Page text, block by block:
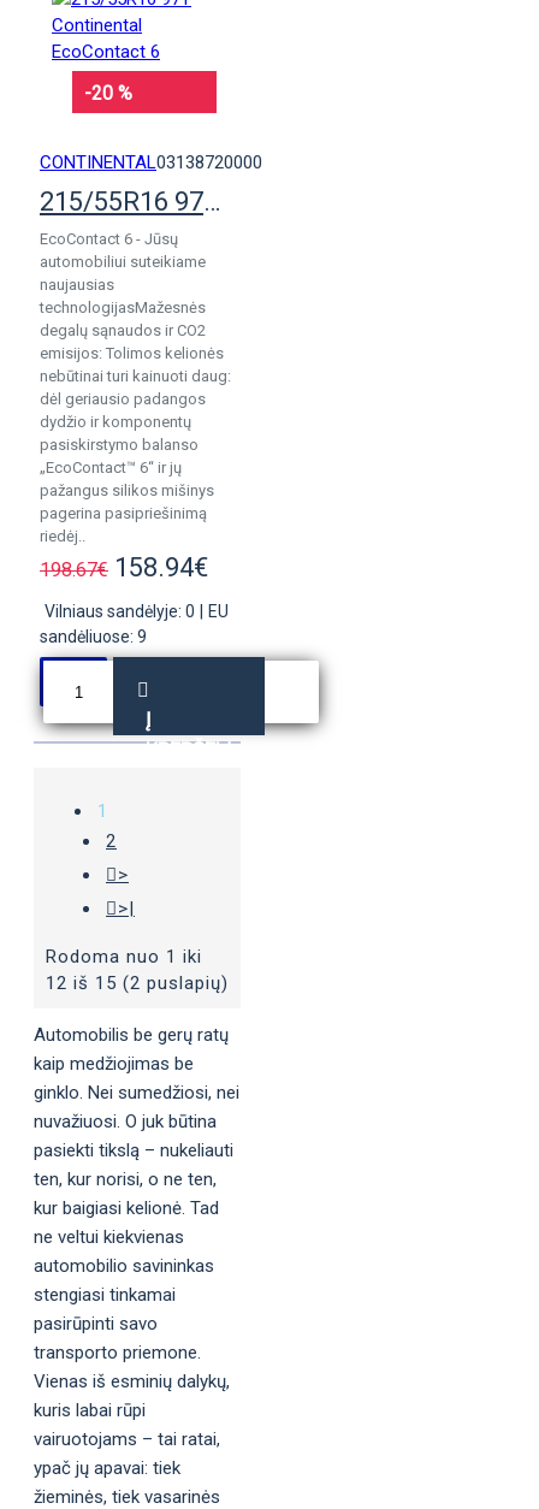
-20 %
CONTINENTAL03138720000
215/55R16 97Y Continental EcoContact 6
EcoContact 6 - Jūsų
automobiliui suteikiame
naujausias
technologijasMažesnės
degalų sąnaudos ir CO2
emisijos: Tolimos kelionės
nebūtinai turi kainuoti daug:
dėl geriausio padangos
dydžio ir komponentų
pasiskirstymo balanso
„EcoContact™ 6“ ir jų
pažangus silikos mišinys
pagerina pasipriešinimą
riedėj..
198.67€ 158.94€
Vilniaus sandėlyje: 0
EU
sandėliuose: 9
Į
KREPŠELĮ
1
2
>
>|
Rodoma nuo 1 iki
12 iš 15 (2 puslapių)
Automobilis be gerų ratų
kaip medžiojimas be
ginklo. Nei sumedžiosi, nei
nuvažiuosi. O juk būtina
pasiekti tikslą – nukeliauti
ten, kur norisi, o ne ten,
kur baigiasi kelionė. Tad
ne veltui kiekvienas
automobilio savininkas
stengiasi tinkamai
pasirūpinti savo
transporto priemone.
Vienas iš esminių dalykų,
kuris labai rūpi
vairuotojams – tai ratai,
ypač jų apavai: tiek
žieminės, tiek vasarinės